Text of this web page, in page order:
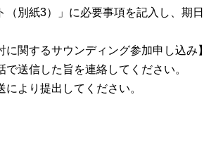
別紙3）」に必要事項を記入し、期日
関するサウンディング参加申し込み】
送信した旨を連絡してください。
より提出してください。